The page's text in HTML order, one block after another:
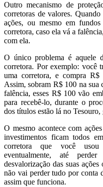
Outro mecanismo de
corretoras de valores.
ações, ou mesmo em
corretora, caso ela vá a
com ela.
O único problema é aquele
corretora. Por exemplo: você
uma corretora, e compra
Assim, sobram R$ 100 na sua
falência, esses R$ 100 vão
para recebê-lo, durante o
dos títulos estão lá no
O mesmo acontece com
investimentos ficam todos
corretora que você
eventualmente, até
desvalorização das suas
não vai perder tudo por conta
assim que funciona.